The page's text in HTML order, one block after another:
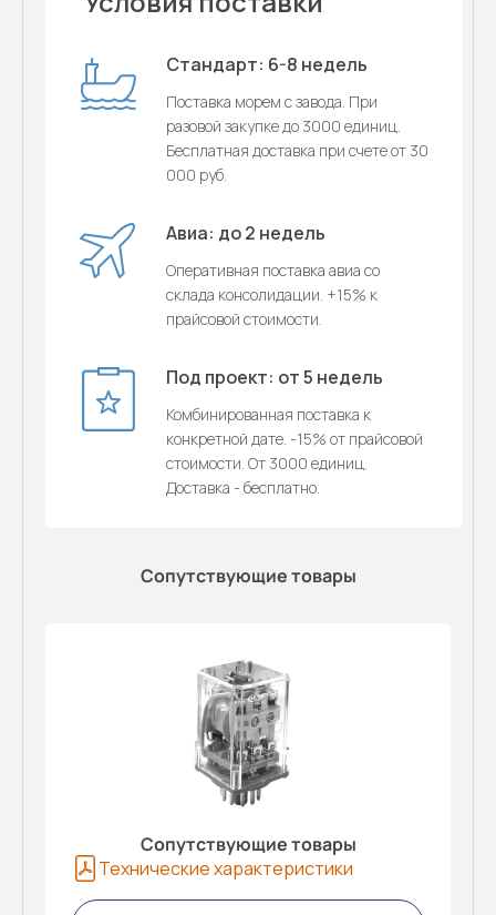
Стандарт: 6-8 недель
Поставка морем с завода. При
разовой закупке до 3000 единиц.
Бесплатная доставка при счете от 30
000 руб.
Авиа: до 2 недель
Оперативная поставка авиа со
склада консолидации. +15% к
прайсовой стоимости.
Под проект: от 5 недель
Комбинированная поставка к
конкретной дате. -15% от прайсовой
стоимости. От 3000 единиц.
Доставка - бесплатно.
Сопутствующие товары
Сопутствующие товары
Технические характеристики